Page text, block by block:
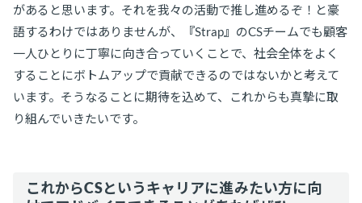
があると思います。それを我々の活動で推し進めるぞ！と豪
語するわけではありませんが、『Strap』のCSチームでも顧客
一人ひとりに丁寧に向き合っていくことで、社会全体をよく
することにボトムアップで貢献できるのではないかと考えて
います。そうなることに期待を込めて、これからも真摯に取
り組んでいきたいです。
これからCSというキャリアに進みたい方に向